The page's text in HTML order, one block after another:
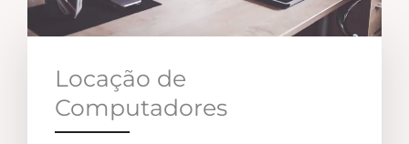
Locação de
Computadores